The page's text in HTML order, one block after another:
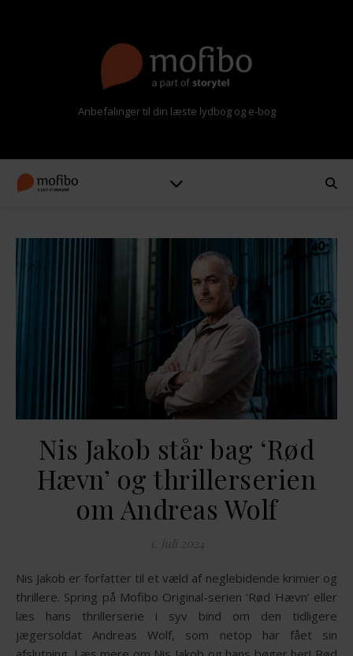
Anbefalinger til din læste lydbog og e-bog
Nis Jakob står bag ‘Rød
Hævn’ og thrillerserien
om Andreas Wolf
1. juli 2024
Nis Jakob er forfatter til et væld af neglebidende krimier og
thrillere. Spring på Mofibo Original-serien ‘Rød Hævn’ eller
læs hans thrillerserie i syv bind om den tidligere
jægersoldat Andreas Wolf, som netop har fået sin